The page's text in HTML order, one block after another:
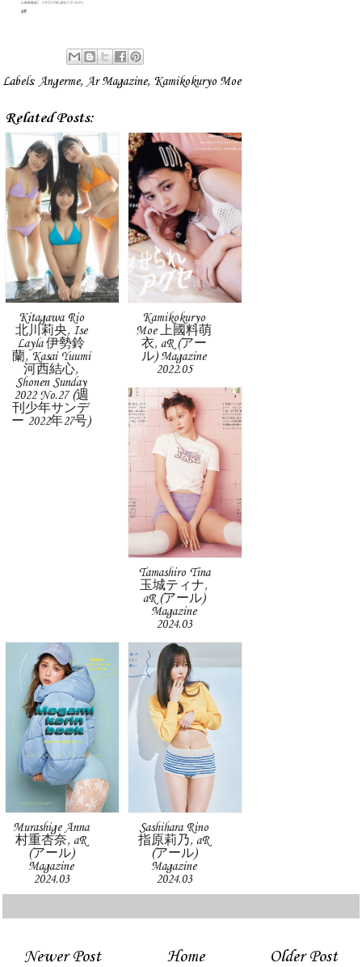
Labels: Angerme, Ar Magazine, Kamikokuryo Moe
Related Posts:
Kitagawa Rio
北川莉央, Ise
Layla 伊勢鈴
蘭, Kasai Yuumi
河西結心,
Shonen Sunday
2022 No.27 (週
刊少年サンデ
ー 2022年27号)
Kamikokuryo
Moe 上國料萌
衣, aR (アー
ル) Magazine
2022.05
Tamashiro Tina
玉城ティナ,
aR (アール)
Magazine
2024.03
Murashige Anna
村重杏奈, aR
(アール)
Magazine
2024.03
Sashihara Rino
指原莉乃, aR
(アール)
Magazine
2024.03
Newer Post Older Post
Home